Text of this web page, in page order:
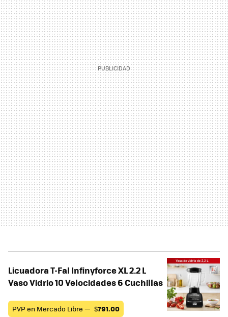
Licuadora T-Fal Infinyforce XL 2.2 L
Vaso Vidrio 10 Velocidades 6 Cuchillas
PVP en Mercado Libre — $791.00